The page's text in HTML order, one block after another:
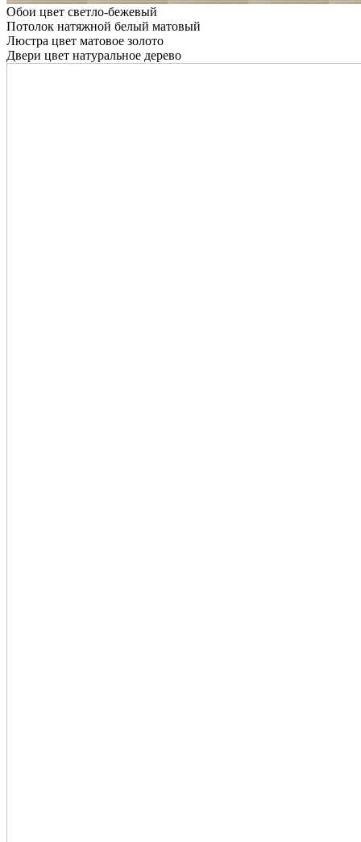
Обои цвет светло-бежевый
Потолок натяжной белый матовый
Люстра цвет матовое золото
Двери цвет натуральное дерево